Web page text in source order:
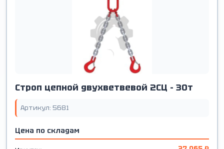
Строп цепной двухветвевой 2СЦ - 30т
Артикул: 5681
Цена по складам